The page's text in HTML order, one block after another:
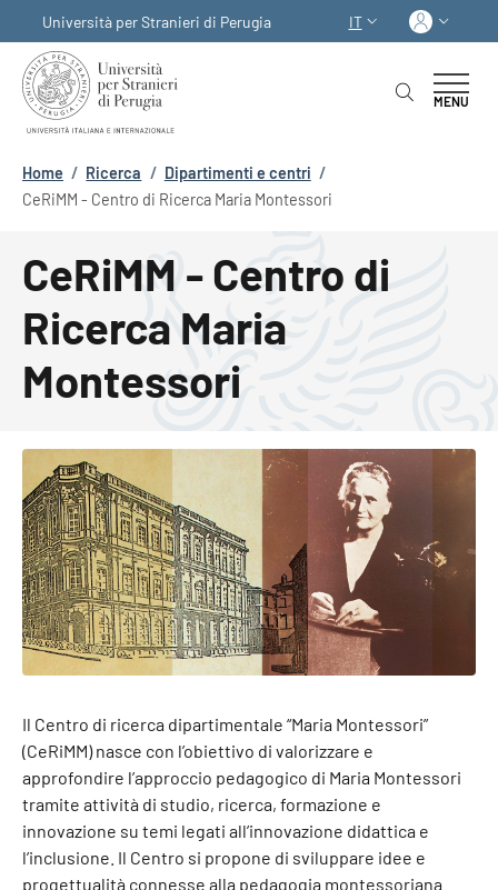
Università per Stranieri di Perugia
SELETTORE LINGUA:
IT
MENU
Briciole di pane
Home / Ricerca / Dipartimenti e centri /
CeRiMM - Centro di Ricerca Maria Montessori
CeRiMM - Centro di
Ricerca Maria
Montessori
Il Centro di ricerca dipartimentale “Maria Montessori”
(CeRiMM) nasce con l’obiettivo di valorizzare e
approfondire l’approccio pedagogico di Maria Montessori
tramite attività di studio, ricerca, formazione e
innovazione su temi legati all’innovazione didattica e
l’inclusione. Il Centro si propone di sviluppare idee e
progettualità connesse alla pedagogia montessoriana.